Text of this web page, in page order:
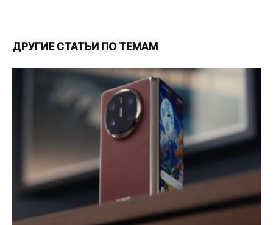
ДРУГИЕ СТАТЬИ ПО ТЕМАМ